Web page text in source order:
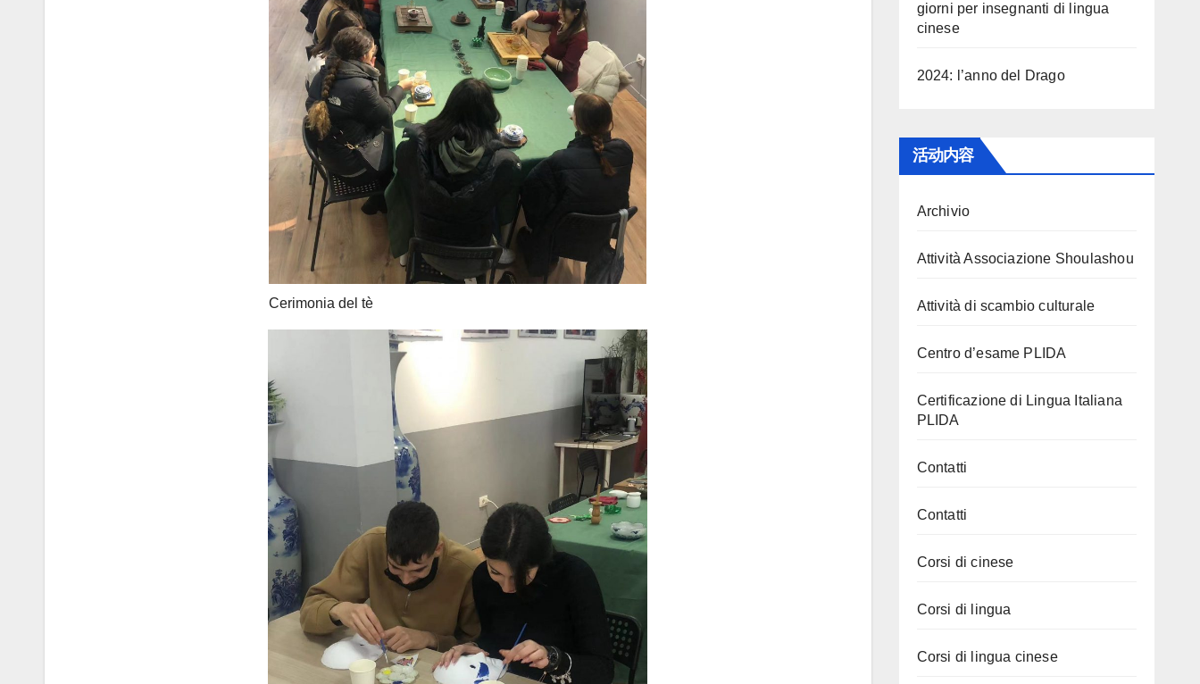
Cerimonia del tè
giorni per insegnanti di lingua
cinese
2024: l’anno del Drago
活动内容
Archivio
Attività Associazione Shoulashou
Attività di scambio culturale
Centro d’esame PLIDA
Certificazione di Lingua Italiana
PLIDA
Contatti
Contatti
Corsi di cinese
Corsi di lingua
Corsi di lingua cinese